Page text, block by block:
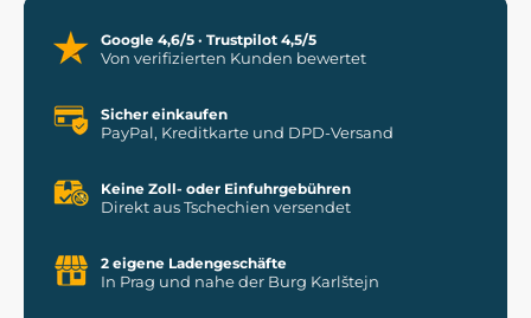
Google 4,6/5 · Trustpilot 4,5/5
Von verifizierten Kunden bewertet
Sicher einkaufen
PayPal, Kreditkarte und DPD-Versand
Keine Zoll- oder Einfuhrgebühren
Direkt aus Tschechien versendet
2 eigene Ladengeschäfte
In Prag und nahe der Burg Karlštejn